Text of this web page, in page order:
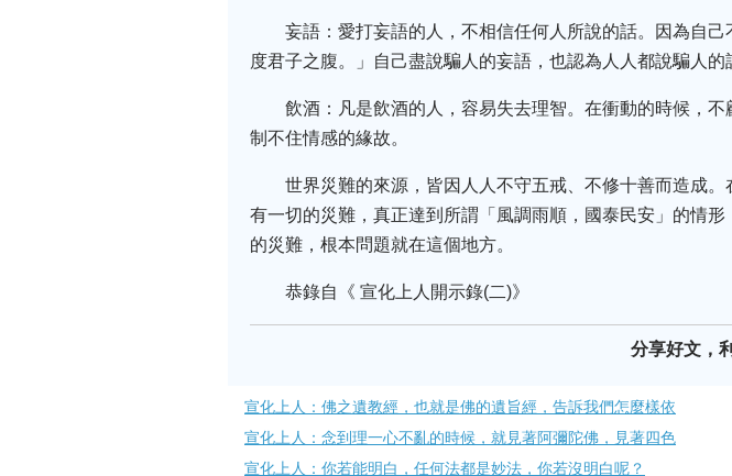
妄語：愛打妄語的人，不相信任何人所說的話。因為自
度君子之腹。」自己盡說騙人的妄語，也認為人人都說騙人的
飲酒：凡是飲酒的人，容易失去理智。在衝動的時候，
制不住情感的緣故。
世界災難的來源，皆因人人不守五戒、不修十善而造成
有一切的災難，真正達到所謂「風調雨順，國泰民安」的情
的災難，根本問題就在這個地方。
恭錄自《 宣化上人開示錄(二)》
分享好文，
宣化上人：佛之遺教經，也就是佛的遺旨經，告訴我們怎麼樣依
宣化上人：念到理一心不亂的時候，就見著阿彌陀佛，見著四色
宣化上人：你若能明白，任何法都是妙法，你若沒明白呢？